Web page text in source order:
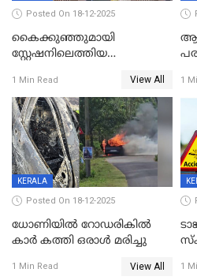
Posted On 18-12-2025
കൈക്കുഞ്ഞുമായി
സ്റ്റേഷനിലെത്തിയ
കരണത്തടിച്ചു; CC ടിവി
ദൃശ്യങ്ങൾ പുറത്ത്
1 Min Read View All 1
KERALA
Posted On 18-12-2025
ധോണിയിൽ റോഡരികിൽ
കാർ കത്തി ഒരാൾ മരിച്ചു
1 Min Read View All 1